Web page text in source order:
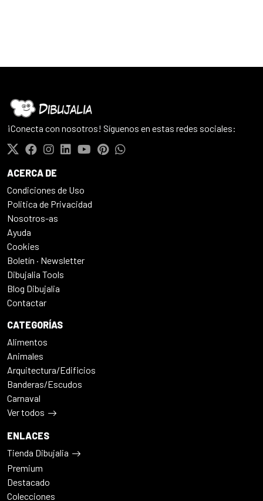
¡Conecta con nosotros! Síguenos en estas redes sociales:
ACERCA DE
Condiciones de Uso
Politica de Privacidad
Nosotros-as
Ayuda
Cookies
Boletín · Newsletter
Dibujalia Tools
Blog Dibujalia
Contactar
CATEGORÍAS
Alimentos
Animales
Arquitectura/Edificios
Banderas/Escudos
Carnaval
Ver todos
ENLACES
Tienda Dibujalia
Premium
Destacado
Colecciones